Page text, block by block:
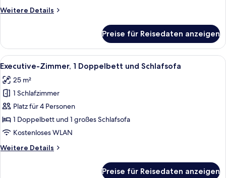
Schlafsofa
Weitere Details
Weitere
Zimmer,
1 Queen-
Bett
Schlafsofa
(Superior)
Preise für Reisedaten anzeigen
Alle
Fotos
für
Executive-
Zimmer,
1 Doppelbett
und
anzeigen
Ein Hotelzimmer mit einem Bett,
8
Executive-Zimmer, 1 Doppelbett und Schlafsofa
25 m²
1 Schlafzimmer
Platz für 4 Personen
1 Doppelbett und 1 großes Schlafsofa
Kostenloses WLAN
Weitere Details
Weitere
Preise für Reisedaten anzeigen